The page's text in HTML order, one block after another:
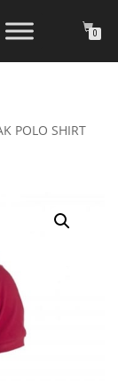
0
POLO SHIRT